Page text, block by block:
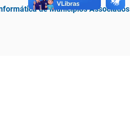
de Municípios Associados